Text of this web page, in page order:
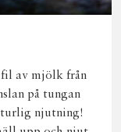
av mjölk från
på tungan
njutning!